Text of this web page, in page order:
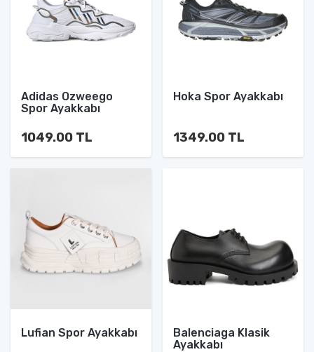
Adidas Ozweego
Spor Ayakkabı
1049.00 TL
Hoka Spor Ayakkabı
1349.00 TL
Lufian Spor Ayakkabı
Balenciaga Klasik
Ayakkabı